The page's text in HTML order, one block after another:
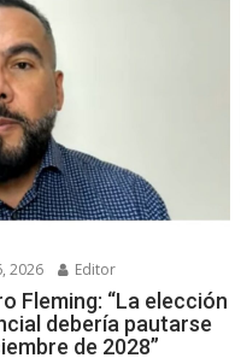
2026 Editor
Fleming: “La elección
debería pautarse
de 2028”